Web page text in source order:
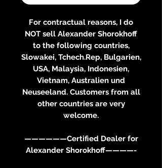
For contractual reasons, I do
NOT sell Alexander Shorokhoff
to the following countries,
Slowakei, Tchech.Rep, Bulgarien,
USA, Malaysia, Indonesien,
Vietnam, Australien und
Neuseeland. Customers from all
other countries are very
welcome.
——————Certified Dealer for
Alexander Shorokhoff————-